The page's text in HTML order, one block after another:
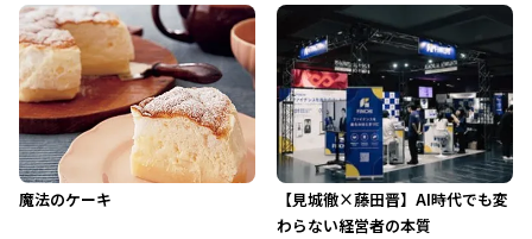
魔法のケーキ
【見城徹×藤田晋】AI時代でも変
わらない経営者の本質